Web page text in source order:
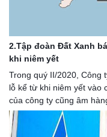
2.Tập đoàn Đất Xanh
khi niêm yết
Trong quý II/2020, Công
lỗ kể từ khi niêm yết vào
của công ty cũng âm